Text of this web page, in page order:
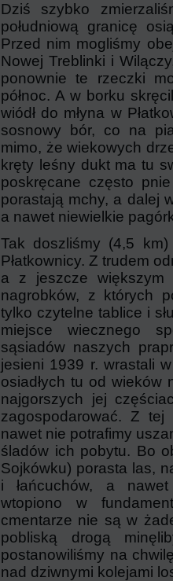
Dziś szybko
południową granicę
Przed nim mogliśmy
Nowej Treblinki i
ponownie te rzeczki
północ. A w borku
wiódł do młyna w
sosnowy bór, co na
mimo, że wiekowych
kręty leśny dukt ma tu
poskręcane często
porastają mchy, a dalej
a nawet niewielkie
Tak doszliśmy (4,5
Płatkownicy. Z trudem
a z jeszcze większym
nagrobków, z których
tylko czytelne tablice i
miejsce wiecznego
sąsiadów naszych
jesieni 1939 r. wrastali
osiadłych tu od wieków
najgorszych jej
zagospodarować. Z
nawet nie potrafimy
śladów ich pobytu. Bo
Sojkówku) porasta las,
i łańcuchów, a
wtopiono w
cmentarze nie są w
pobliską drogą
postanowiliśmy na
nad dziwnymi kolejami